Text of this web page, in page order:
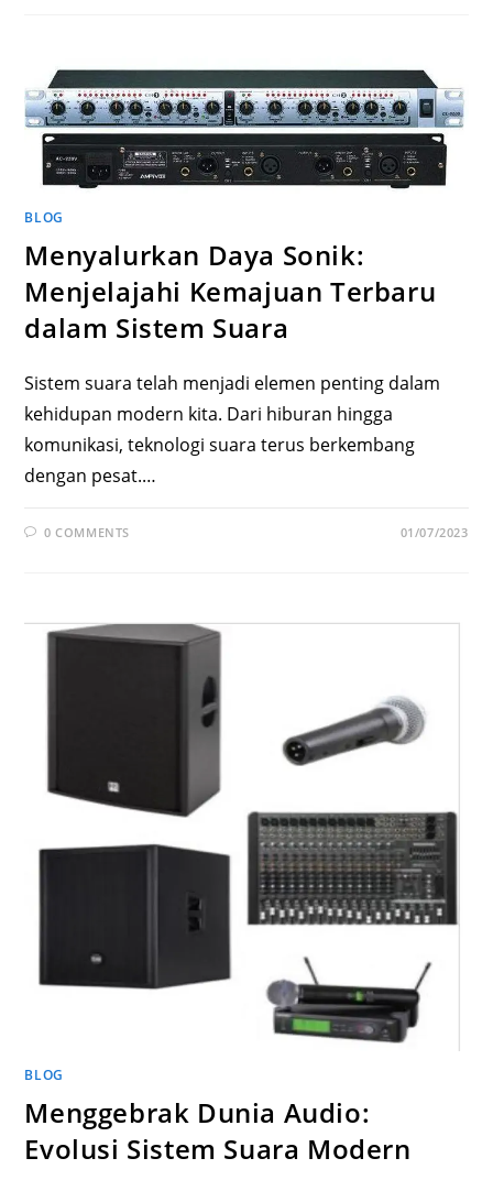
BLOG
Menyalurkan Daya Sonik:
Menjelajahi Kemajuan Terbaru
dalam Sistem Suara
Sistem suara telah menjadi elemen penting dalam
kehidupan modern kita. Dari hiburan hingga
komunikasi, teknologi suara terus berkembang
dengan pesat.…
0 COMMENTS 01/07/2023
BLOG
Menggebrak Dunia Audio:
Evolusi Sistem Suara Modern